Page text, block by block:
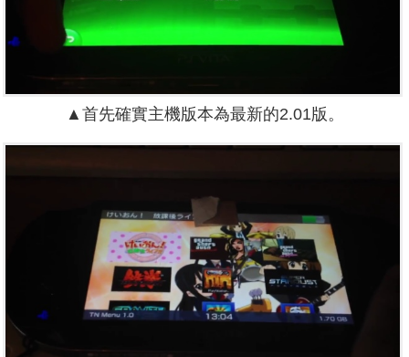
▲首先確實主機版本為最新的2.01版。